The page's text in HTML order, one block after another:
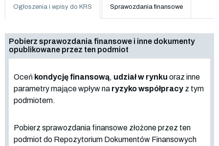
Ogłoszenia i wpisy do KRS Sprawozdania finansowe
Pobierz sprawozdania finansowe i inne dokumenty
opublikowane przez ten podmiot
Oceń kondycję finansową, udział w rynku oraz inne
parametry mające wpływ na ryzyko współpracy z tym
podmiotem.
Pobierz sprawozdania finansowe złożone przez ten
podmiot do Repozytorium Dokumentów Finansowych